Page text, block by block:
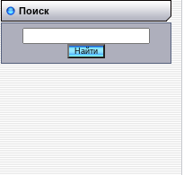
Поиск